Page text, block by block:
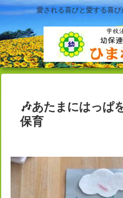
愛される喜びと愛する喜
🎶あたまにはっ
保育